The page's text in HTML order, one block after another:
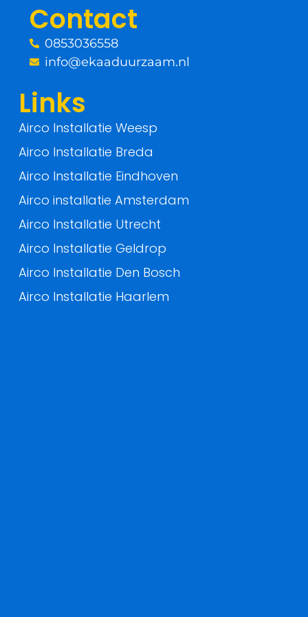
k
-
Contact
0853036558
info@ekaaduurzaam.nl
Links
Airco Installatie Weesp
Airco Installatie Breda
Airco Installatie Eindhoven
Airco installatie Amsterdam
Airco Installatie Utrecht
Airco Installatie Geldrop
Airco Installatie Den Bosch
Airco Installatie Haarlem